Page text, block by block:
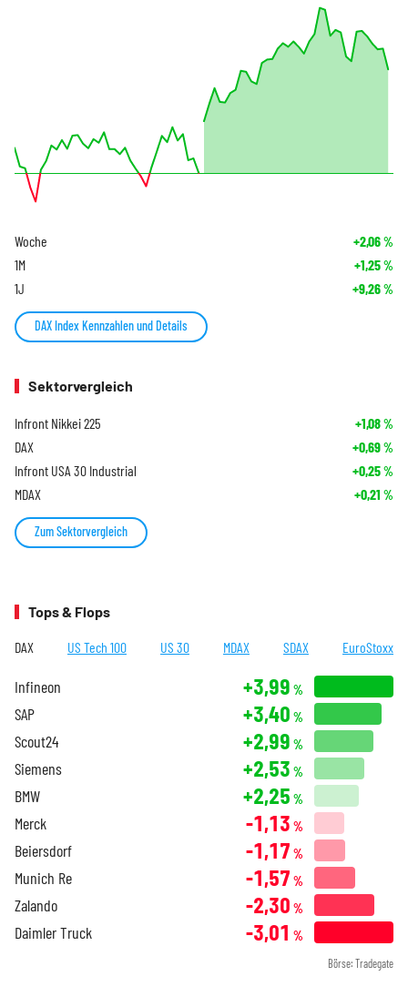
Woche +2,06%
1M +1,25%
1J +9,26%
DAX Index Kennzahlen und Details
Sektorvergleich
Infront Nikkei 225 +1,08%
DAX +0,69%
Infront USA 30 Industrial +0,25%
MDAX +0,21 %
Zum Sektorvergleich
Tops & Flops
DAX US Tech 100 US 30 MDAX SDAX EuroStoxx
Infineon +3,99 %
SAP +3,40 %
Scout24 +2,99 %
Siemens +2,53 %
BMW +2,25 %
Merck -1,13 %
Beiersdorf -1,17 %
Munich Re -1,57 %
Zalando -2,30 %
Daimler Truck -3,01 %
Börse: Tradegate